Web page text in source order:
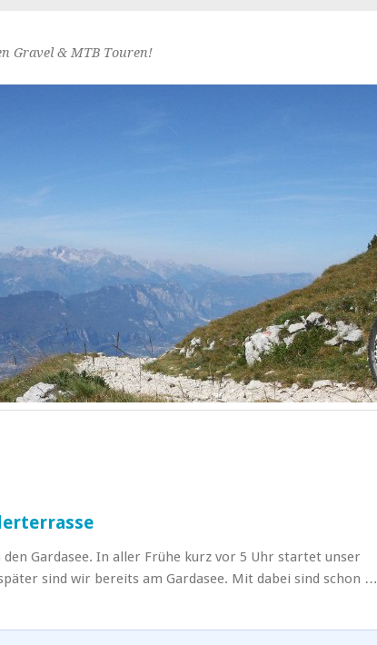
Gravel & MTB Touren!
Gardasee. In aller Frühe kurz vor 5 Uhr startet unser
sind wir bereits am Gardasee. Mit dabei sind schon …